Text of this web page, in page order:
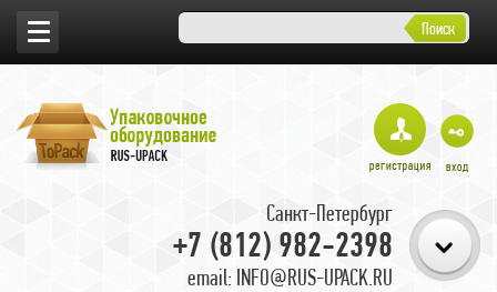
Поиск
Санкт-Петербург
+7 (812) 982-2398
email: INFO@RUS-UPACK.RU